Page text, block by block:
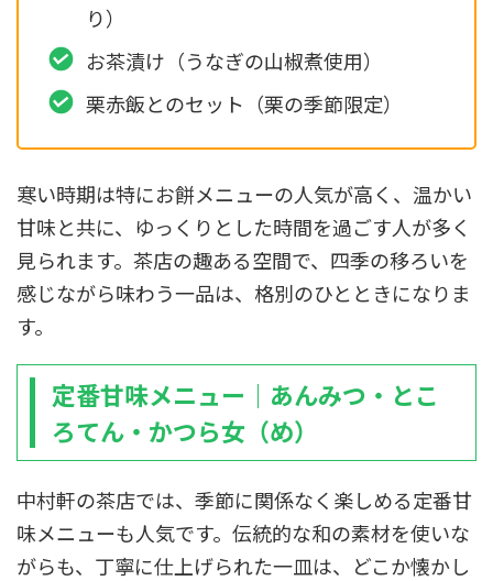
り）
お茶漬け（うなぎの山椒煮使用）
栗赤飯とのセット（栗の季節限定）
寒い時期は特にお餅メニューの人気が高く、温かい
甘味と共に、ゆっくりとした時間を過ごす人が多く
見られます。茶店の趣ある空間で、四季の移ろいを
感じながら味わう一品は、格別のひとときになりま
す。
定番甘味メニュー｜あんみつ・とこ
ろてん・かつら女（め）
中村軒の茶店では、季節に関係なく楽しめる定番甘
味メニューも人気です。伝統的な和の素材を使いな
がらも、丁寧に仕上げられた一皿は、どこか懐かし